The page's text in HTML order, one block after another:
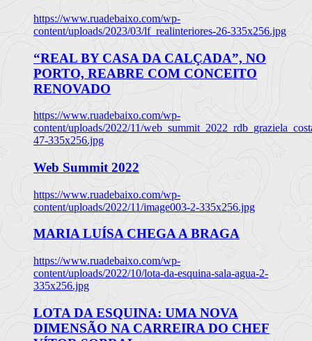
https://www.ruadebaixo.com/wp-
content/uploads/2023/03/lf_realinteriores-26-335x256.jpg
“REAL BY CASA DA CALÇADA”, NO
PORTO, REABRE COM CONCEITO
RENOVADO
https://www.ruadebaixo.com/wp-
content/uploads/2022/11/
47-335x256.jpg
Web Summit 2022
https://www.ruadebaixo.com/wp-
content/uploads/2022/11/image003-2-335x256.jpg
MARIA LUÍSA CHEGA A BRAGA
https://www.ruadebaixo.com/wp-
content/uploads/2022/10/lota-da-esquina-sala-agua-2-
335x256.jpg
LOTA DA ESQUINA: UMA NOVA
DIMENSÃO NA CARREIRA DO CHEF